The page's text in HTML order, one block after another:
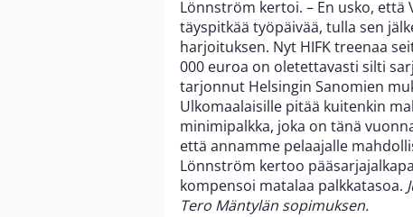
Lönnström kertoi. – En usko, että
täyspitkää työpäivää, tulla sen
harjoituksen. Nyt HIFK treenaa
000 euroa on oletettavasti silti
tarjonnut Helsingin Sanomien
Ulkomaalaisille pitää kuitenkin
minimipalkka, joka on tänä
että annamme pelaajalle
Lönnström kertoo
kompensoi matalaa palkkatasoa.
Tero Mäntylän sopimuksen.